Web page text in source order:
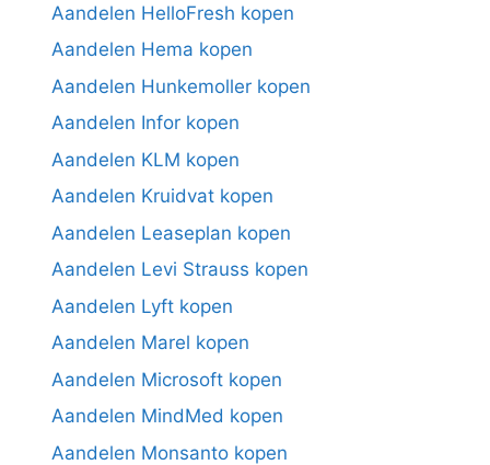
Aandelen HelloFresh kopen
Aandelen Hema kopen
Aandelen Hunkemoller kopen
Aandelen Infor kopen
Aandelen KLM kopen
Aandelen Kruidvat kopen
Aandelen Leaseplan kopen
Aandelen Levi Strauss kopen
Aandelen Lyft kopen
Aandelen Marel kopen
Aandelen Microsoft kopen
Aandelen MindMed kopen
Aandelen Monsanto kopen